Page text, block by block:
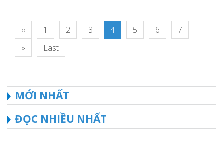
‹‹ 1 2 3 4 5 6
7
»
Last
MỚI NHẤT
ĐỌC NHIỀU NHẤT